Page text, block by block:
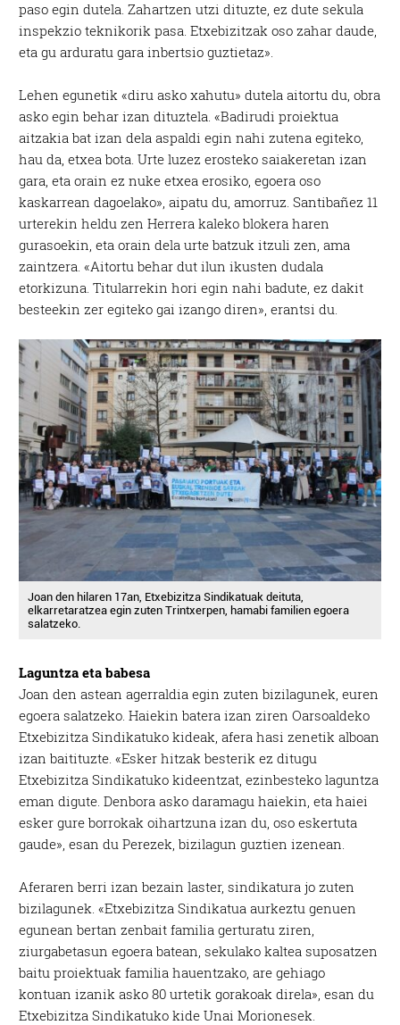
paso egin dutela. Zahartzen utzi dituzte, ez dute sekula
inspekzio teknikorik pasa. Etxebizitzak oso zahar daude,
eta gu arduratu gara inbertsio guztietaz».
Lehen egunetik «diru asko xahutu» dutela aitortu du, obra
asko egin behar izan dituztela. «Badirudi proiektua
aitzakia bat izan dela aspaldi egin nahi zutena egiteko,
hau da, etxea bota. Urte luzez erosteko saiakeretan izan
gara, eta orain ez nuke etxea erosiko, egoera oso
kaskarrean dagoelako», aipatu du, amorruz. Santibañez 11
urterekin heldu zen Herrera kaleko blokera haren
gurasoekin, eta orain dela urte batzuk itzuli zen, ama
zaintzera. «Aitortu behar dut ilun ikusten dudala
etorkizuna. Titularrekin hori egin nahi badute, ez dakit
besteekin zer egiteko gai izango diren», erantsi du.
Joan den hilaren 17an, Etxebizitza Sindikatuak deituta,
elkarretaratzea egin zuten Trintxerpen, hamabi familien egoera
salatzeko.
Laguntza eta babesa
Joan den astean agerraldia egin zuten bizilagunek, euren
egoera salatzeko. Haiekin batera izan ziren Oarsoaldeko
Etxebizitza Sindikatuko kideak, afera hasi zenetik alboan
izan baitituzte. «Esker hitzak besterik ez ditugu
Etxebizitza Sindikatuko kideentzat, ezinbesteko laguntza
eman digute. Denbora asko daramagu haiekin, eta haiei
esker gure borrokak oihartzuna izan du, oso eskertuta
gaude», esan du Perezek, bizilagun guztien izenean.
Aferaren berri izan bezain laster, sindikatura jo zuten
bizilagunek. «Etxebizitza Sindikatua aurkeztu genuen
egunean bertan zenbait familia gerturatu ziren,
ziurgabetasun egoera batean, sekulako kaltea suposatzen
baitu proiektuak familia hauentzako, are gehiago
kontuan izanik asko 80 urtetik gorakoak direla», esan du
Etxebizitza Sindikatuko kide Unai Morionesek.